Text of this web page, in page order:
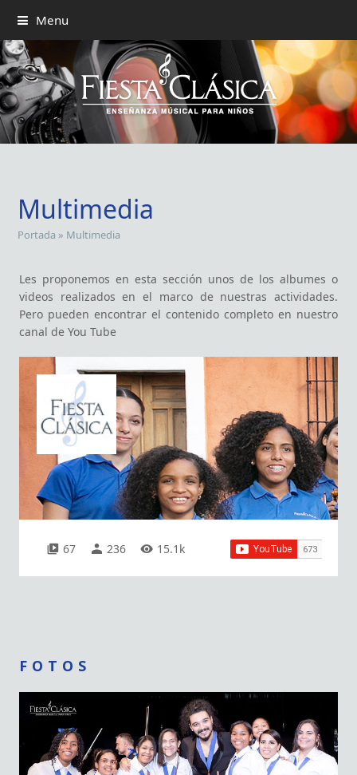
Menu
Multimedia
Portada » Multimedia
Les proponemos en esta sección unos de los albumes o
videos realizados en el marco de nuestras actividades.
Pero pueden encontrar el contenido completo en nuestro
canal de You Tube
67 236 15.1k
FOTOS